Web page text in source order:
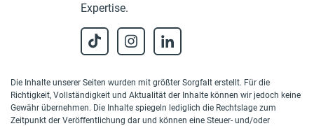
Expertise.
Die Inhalte unserer Seiten wurden mit größter Sorgfalt erstellt. Für die
Richtigkeit, Vollständigkeit und Aktualität der Inhalte können wir jedoch keine
Gewähr übernehmen. Die Inhalte spiegeln lediglich die Rechtslage zum
Zeitpunkt der Veröffentlichung dar und können eine Steuer- und/oder